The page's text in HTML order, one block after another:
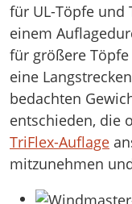
für UL-Töpfe und
einem
für größere
eine
bedachten
entschieden, die
TriFlex-Auflage
mitzunehmen